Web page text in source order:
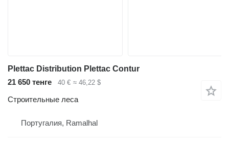
Plettac Distribution Plettac Contur
21 650 тенге
40 € ≈ 46,22 $
Строительные леса
Португалия, Ramalhal